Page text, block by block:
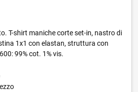
T-shirt maniche corte set-in, nastro di
1x1 con elastan, struttura con
99% cot. 1% vis.